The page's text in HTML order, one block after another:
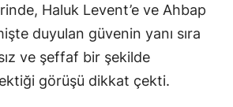
Haluk Levent’e ve Ahbap
duyulan güvenin yanı sıra
ve şeffaf bir şekilde
görüşü dikkat çekti.